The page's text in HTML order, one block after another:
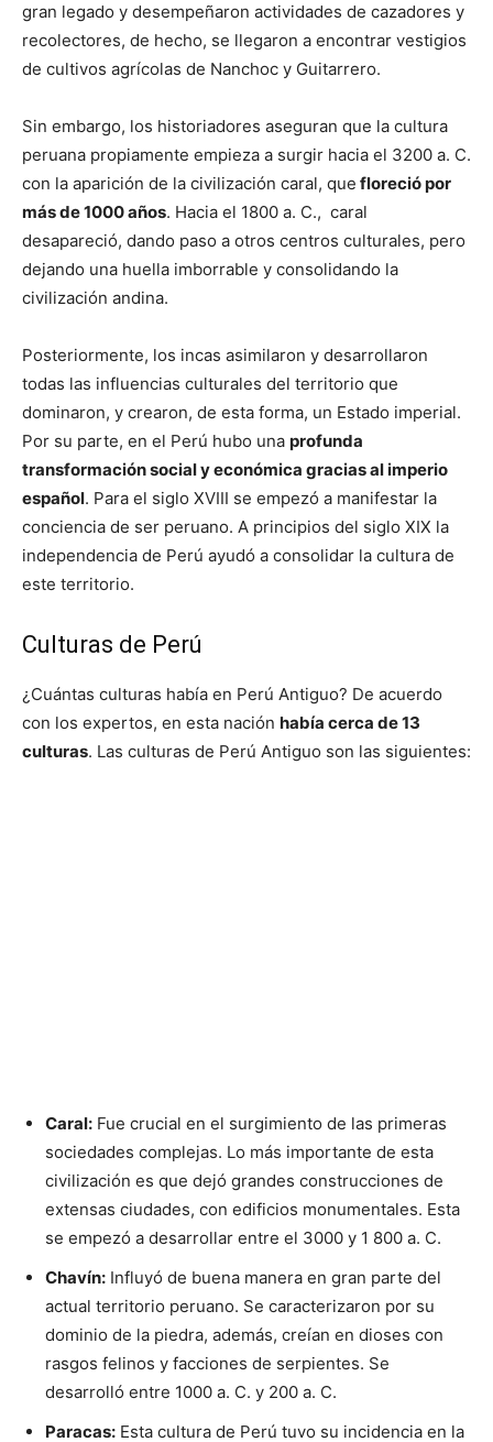
gran legado y desempeñaron actividades de cazadores y
recolectores, de hecho, se llegaron a encontrar vestigios
de cultivos agrícolas de Nanchoc y Guitarrero.
Sin embargo, los historiadores aseguran que la cultura
peruana propiamente empieza a surgir hacia el 3200 a. C.
con la aparición de la civilización caral, que floreció por
más de 1000 años. Hacia el 1800 a. C., caral
desapareció, dando paso a otros centros culturales, pero
dejando una huella imborrable y consolidando la
civilización andina.
Posteriormente, los incas asimilaron y desarrollaron
todas las influencias culturales del territorio que
dominaron, y crearon, de esta forma, un Estado imperial.
Por su parte, en el Perú hubo una profunda
transformación social y económica gracias al imperio
español. Para el siglo XVIII se empezó a manifestar la
conciencia de ser peruano. A principios del siglo XIX la
independencia de Perú ayudó a consolidar la cultura de
este territorio.
Culturas de Perú
¿Cuántas culturas había en Perú Antiguo? De acuerdo
con los expertos, en esta nación había cerca de 13
culturas. Las culturas de Perú Antiguo son las siguientes:
Caral: Fue crucial en el surgimiento de las primeras
sociedades complejas. Lo más importante de esta
civilización es que dejó grandes construcciones de
extensas ciudades, con edificios monumentales. Esta
se empezó a desarrollar entre el 3000 y 1 800 a. C.
Chavín: Influyó de buena manera en gran parte del
actual territorio peruano. Se caracterizaron por su
dominio de la piedra, además, creían en dioses con
rasgos felinos y facciones de serpientes. Se
desarrolló entre 1000 a. C. y 200 a. C.
Paracas: Esta cultura de Perú tuvo su incidencia en la